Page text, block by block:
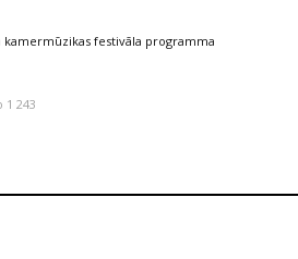
kamermūzikas festivāla programma
1 243